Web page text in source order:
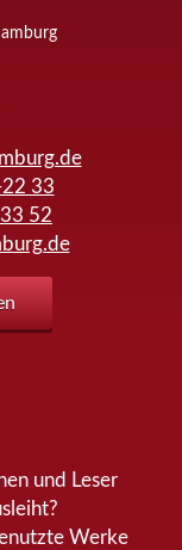
33
52
und Leser
Werke